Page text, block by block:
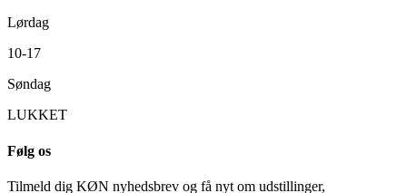
Lørdag
10-17
Søndag
LUKKET
Følg os
Tilmeld dig KØN nyhedsbrev og få nyt om udstillinger,